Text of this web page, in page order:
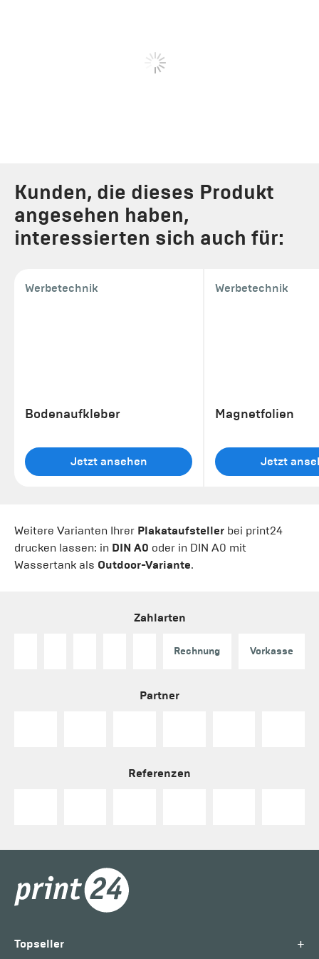
Kunden, die dieses Produkt
angesehen haben,
interessierten sich auch für:
Werbetechnik
Bodenaufkleber
Jetzt ansehen
Werbetechnik
Magnetfolien
Jetzt
Weitere Varianten Ihrer Plakataufsteller bei print24
drucken lassen: in DIN A0 oder in DIN A0 mit
Wassertank als Outdoor-Variante.
Zahlarten
Rechnung Vorkasse
Partner
Referenzen
Topseller +